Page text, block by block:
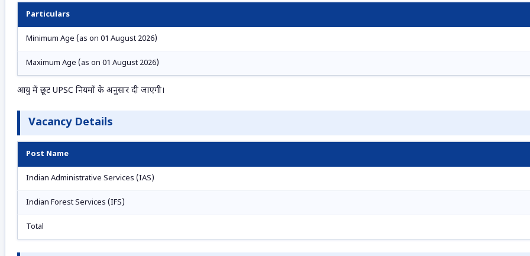
Particulars
Minimum Age (as on 01 August 2026)
Maximum Age (as on 01 August 2026)
आयु में छूट UPSC नियमों के अनुसार दी जाएगी।
Vacancy Details
Post Name
Indian Administrative Services (IAS)
Indian Forest Services (IFS)
Total